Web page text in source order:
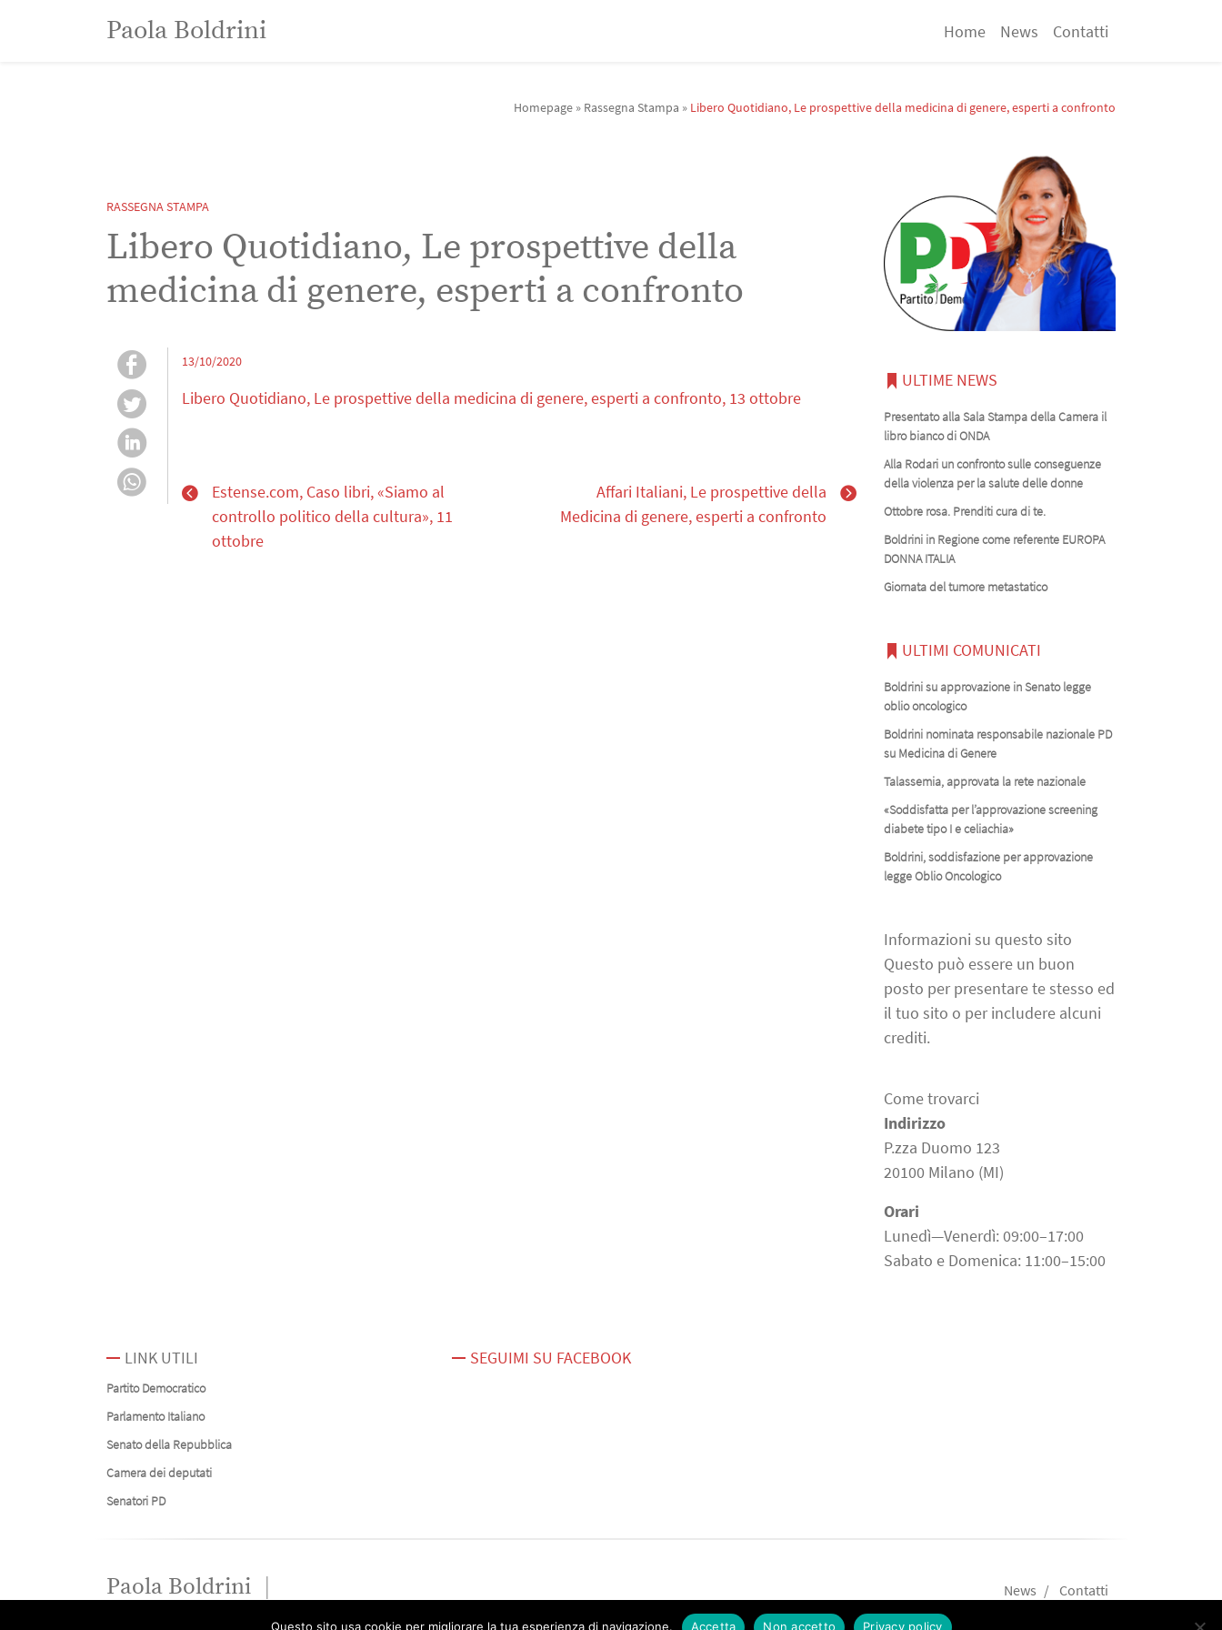
Paola BoldriniPaola Boldrini Home News Contatti
Homepage » Rassegna Stampa » Libero Quotidiano, Le prospettive della medicina di genere, esperti a confronto
RASSEGNA STAMPA
Libero Quotidiano, Le prospettive della
medicina di genere, esperti a confronto
13/10/2020
Libero Quotidiano, Le prospettive della medicina di genere, esperti a confronto, 13 ottobre
Estense.com, Caso libri, «Siamo al
controllo politico della cultura», 11
ottobre
Affari Italiani, Le prospettive della
Medicina di genere, esperti a confronto
ULTIME NEWS
Presentato alla Sala Stampa della Camera il
libro bianco di ONDA
Alla Rodari un confronto sulle conseguenze
della violenza per la salute delle donne
Ottobre rosa. Prenditi cura di te.
Boldrini in Regione come referente EUROPA
DONNA ITALIA
Giornata del tumore metastatico
ULTIMI COMUNICATI
Boldrini su approvazione in Senato legge
oblio oncologico
Boldrini nominata responsabile nazionale PD
su Medicina di Genere
Talassemia, approvata la rete nazionale
«Soddisfatta per l’approvazione screening
diabete tipo I e celiachia»
Boldrini, soddisfazione per approvazione
legge Oblio Oncologico
Informazioni su questo sito
Questo può essere un buon
posto per presentare te stesso ed
il tuo sito o per includere alcuni
crediti.
Come trovarci
Indirizzo
P.zza Duomo 123
20100 Milano (MI)
Orari
Lunedì—Venerdì: 09:00–17:00
Sabato e Domenica: 11:00–15:00
LINK UTILI
Partito Democratico
Parlamento Italiano
Senato della Repubblica
Camera dei deputati
Senatori PD
SEGUIMI SU FACEBOOK
Paola Boldrini News Contatti
Questo sito usa cookie per migliorare la tua esperienza di navigazione. Accetta Non accetto Privacy policy